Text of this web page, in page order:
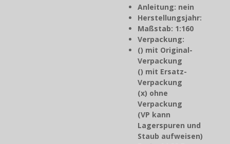
Anleitung: nein
Herstellungsjahr:
Maßstab: 1:160
Verpackung:
() mit Original-
Verpackung
() mit Ersatz-
Verpackung
(x) ohne
Verpackung
(VP kann
Lagerspuren und
Staub aufweisen)